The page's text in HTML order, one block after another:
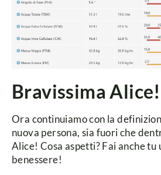
Bravissima Alice!
Ora continuiamo con la
nuova persona, sia fuori che
Alice! Cosa aspetti? Fai anche tu
benessere!